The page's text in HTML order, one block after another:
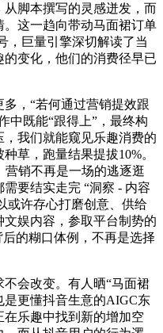
脚本撰写的灵感迸发，而
这一趋向带动马面裙订单
，巨量引擎深切解读了当
变化，他们的消费径早已
，“若何通过营销提效跟
中既能“跟得上”，最终构
我们就能窥见乐趣消费的
草，跑量结果提拔10%。
销不再是一场的逃逐逛
要结实走完 “洞察 - 内容
或许存心打磨创意、供给
娱内容，参取平台制势的
的糊口体例，不再是选择
会改变。有人晒“马面裙
是更懂抖音生意的AIGC东
乐趣中找到新的增加空